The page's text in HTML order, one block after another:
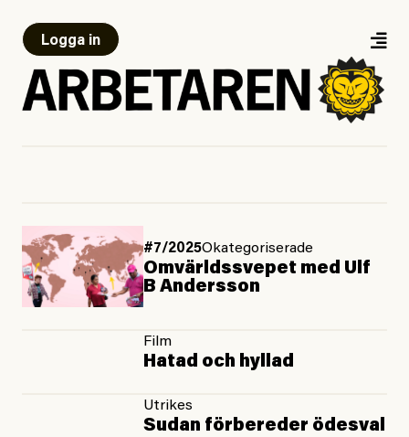
Logga in
#7/2025Okategoriserade
Omvärldssvepet med Ulf
B Andersson
Film
Hatad och hyllad
Utrikes
Sudan förbereder ödesval